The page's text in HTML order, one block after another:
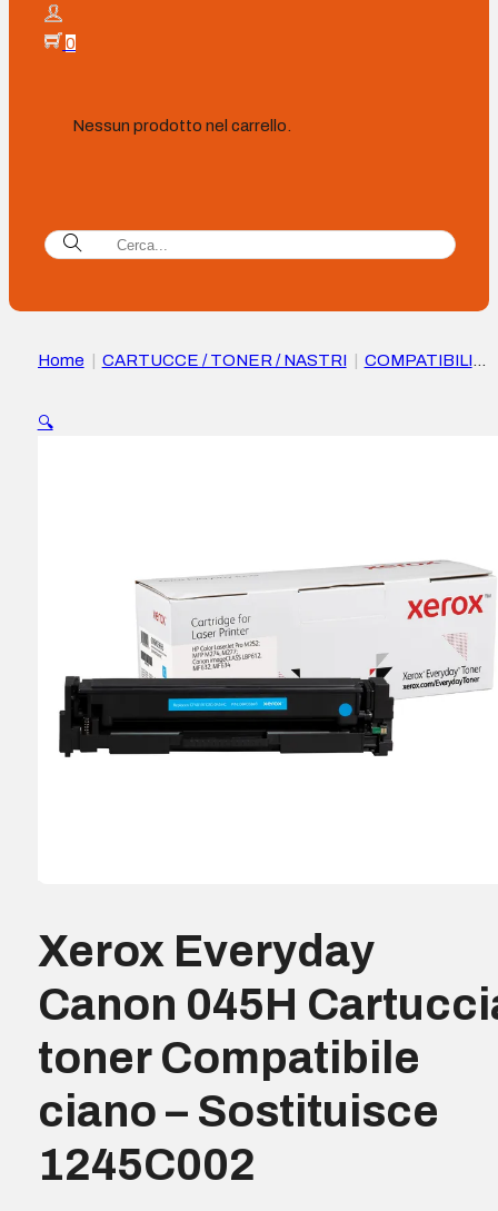
0
Nessun prodotto nel carrello.
Home CARTUCCE / TONER / NASTRI
COMPATIBILI
ciano – Sostituisce 1245C002
🔍
Xerox Everyday
Canon 045H
toner Compatibile
ciano – Sostituisce
1245C002